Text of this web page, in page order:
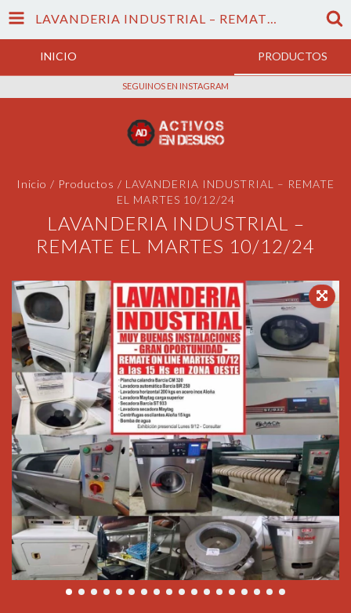
LAVANDERIA INDUSTRIAL – REMATE EL MARTES 10/12/24
INICIO PRODUCTOS
SEGUINOS EN INSTAGRAM
Inicio / Productos / LAVANDERIA INDUSTRIAL – REMATE
EL MARTES 10/12/24
LAVANDERIA INDUSTRIAL –
REMATE EL MARTES 10/12/24